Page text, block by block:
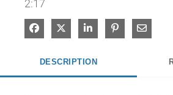
2:17
Share on Facebook
Share on XShare on LinkedIn
Pin on Share
DESCRIPTION